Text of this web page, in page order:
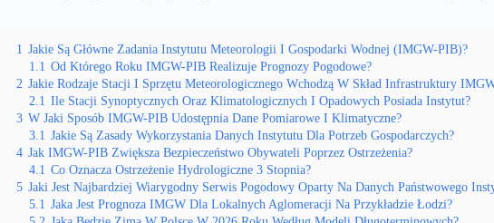
1 Jakie Są Główne Zadania Instytutu Meteorologii I Gospodarki Wodnej (IMGW-PIB)?
1.1 Od Którego Roku IMGW-PIB Realizuje Prognozy Pogodowe?
2 Jakie Rodzaje Stacji I Sprzętu Meteorologicznego Wchodzą W Skład Infrastruktury
2.1 Ile Stacji Synoptycznych Oraz Klimatologicznych I Opadowych Posiada Instytut?
3 W Jaki Sposób IMGW-PIB Udostępnia Dane Pomiarowe I Klimatyczne?
3.1 Jakie Są Zasady Wykorzystania Danych Instytutu Dla Potrzeb Gospodarczych?
4 Jak IMGW-PIB Zwiększa Bezpieczeństwo Obywateli Poprzez Ostrzeżenia?
4.1 Co Oznacza Ostrzeżenie Hydrologiczne 3 Stopnia?
5 Jaki Jest Najbardziej Wiarygodny Serwis Pogodowy Oparty Na Danych Państwowego
5.1 Jaka Jest Prognoza IMGW Dla Lokalnych Aglomeracji Na Przykładzie Łodzi?